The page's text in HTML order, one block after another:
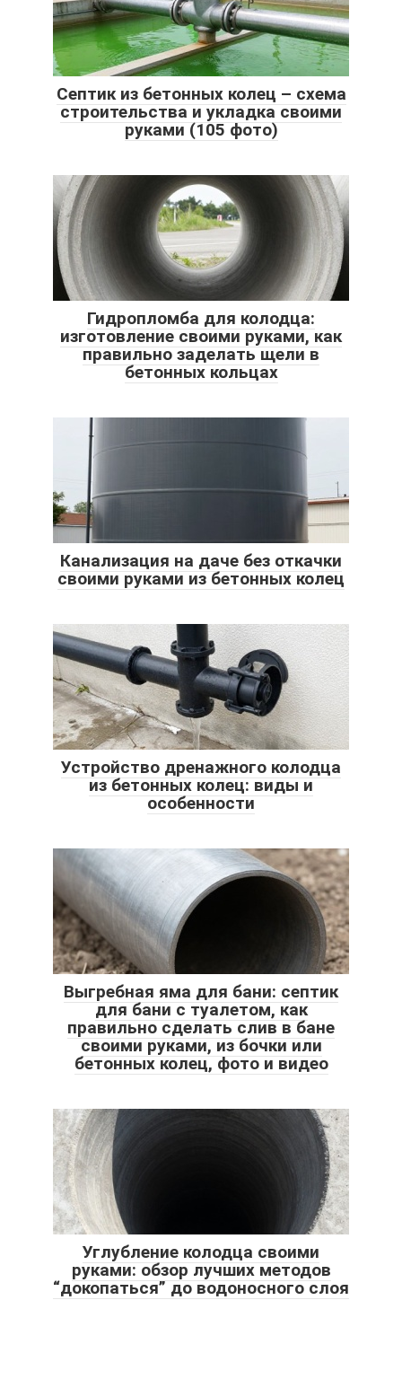
Септик из бетонных колец – схема
строительства и укладка своими
руками (105 фото)
Гидропломба для колодца:
изготовление своими руками, как
правильно заделать щели в
бетонных кольцах
Канализация на даче без откачки
своими руками из бетонных колец
Устройство дренажного колодца
из бетонных колец: виды и
особенности
Выгребная яма для бани: септик
для бани с туалетом, как
правильно сделать слив в бане
своими руками, из бочки или
бетонных колец, фото и видео
Углубление колодца своими
руками: обзор лучших методов
“докопаться” до водоносного слоя